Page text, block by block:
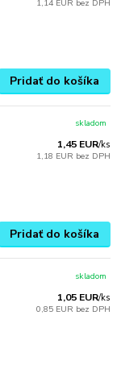
1,14 EUR bez DPH
Pridať do košíka
1,45 EUR/ks
1,18 EUR bez DPH
skladom
Pridať do košíka
1,05 EUR/ks
0,85 EUR bez DPH
skladom